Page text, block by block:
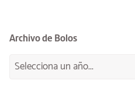
Archivo de Bolos